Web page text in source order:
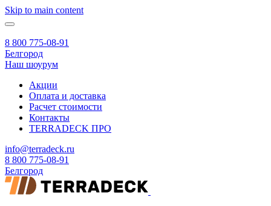
Skip to main content
8 800 775-08-91
Белгород
Наш шоурум
Акции
Оплата и доставка
Расчет стоимости
Контакты
TERRADECK ПРО
info@terradeck.ru
8 800 775-08-91
Белгород